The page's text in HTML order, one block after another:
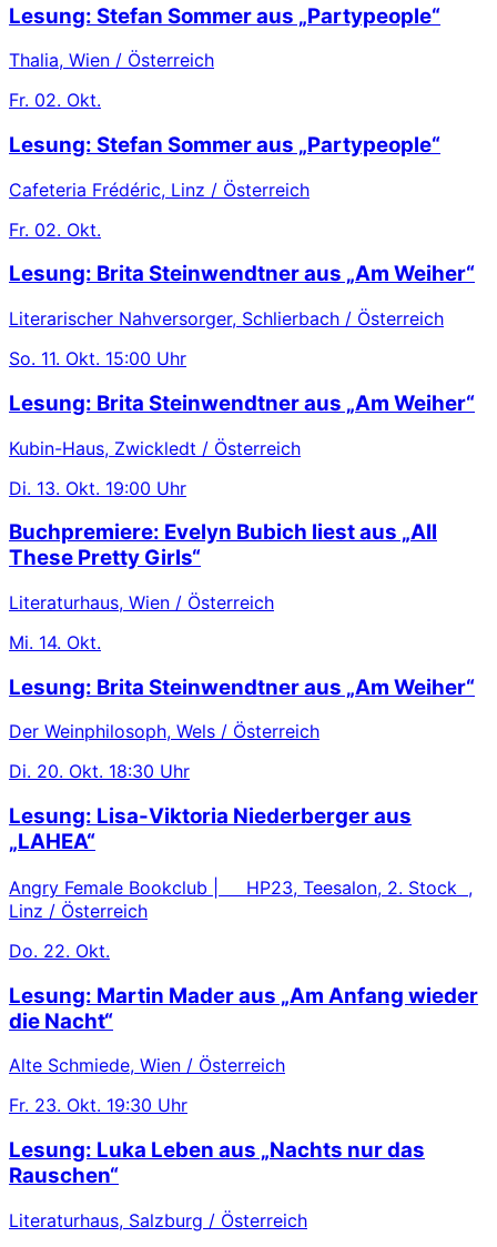
Lesung: Stefan Sommer aus „Partypeople“
Thalia, Wien / Österreich
Fr. 02. Okt.
Lesung: Stefan Sommer aus „Partypeople“
Cafeteria Frédéric, Linz / Österreich
Fr. 02. Okt.
Lesung: Brita Steinwendtner aus „Am Weiher“
Literarischer Nahversorger, Schlierbach / Österreich
So. 11. Okt. 15:00 Uhr
Lesung: Brita Steinwendtner aus „Am Weiher“
Kubin-Haus, Zwickledt / Österreich
Di. 13. Okt. 19:00 Uhr
Buchpremiere: Evelyn Bubich liest aus „All
These Pretty Girls“
Literaturhaus, Wien / Österreich
Mi. 14. Okt.
Lesung: Brita Steinwendtner aus „Am Weiher“
Der Weinphilosoph, Wels / Österreich
Di. 20. Okt. 18:30 Uhr
Lesung: Lisa-Viktoria Niederberger aus
„LAHEA“
Angry Female Bookclub | HP23, Teesalon, 2. Stock ,
Linz / Österreich
Do. 22. Okt.
Lesung: Martin Mader aus „Am Anfang wieder
die Nacht“
Alte Schmiede, Wien / Österreich
Fr. 23. Okt. 19:30 Uhr
Lesung: Luka Leben aus „Nachts nur das
Rauschen“
Literaturhaus, Salzburg / Österreich